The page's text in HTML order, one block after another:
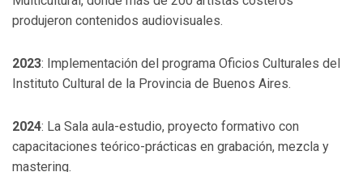
produjeron contenidos audiovisuales.
2023: Implementación del programa Oficios Culturales del
Instituto Cultural de la Provincia de Buenos Aires.
2024: La Sala aula-estudio, proyecto formativo con
capacitaciones teórico-prácticas en grabación, mezcla y
mastering.